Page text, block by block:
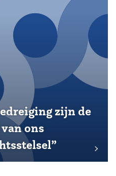
zijn de
ons